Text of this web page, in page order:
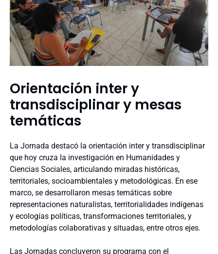
Orientación inter y
transdisciplinar y mesas
temáticas
La Jornada destacó la orientación inter y transdisciplinar
que hoy cruza la investigación en Humanidades y
Ciencias Sociales, articulando miradas históricas,
territoriales, socioambientales y metodológicas. En ese
marco, se desarrollaron mesas temáticas sobre
representaciones naturalistas, territorialidades indígenas
y ecologías políticas, transformaciones territoriales, y
metodologías colaborativas y situadas, entre otros ejes.
Las Jornadas concluyeron su programa con el